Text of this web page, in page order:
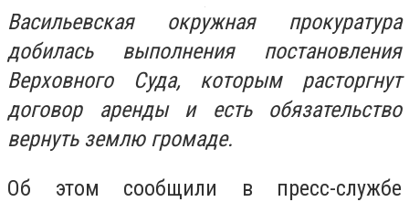
Васильевская окружная прокуратура
добилась выполнения постановления
Верховного Суда, которым расторгнут
договор аренды и есть обязательство
вернуть землю громаде.
Об этом сообщили в пресс-службе